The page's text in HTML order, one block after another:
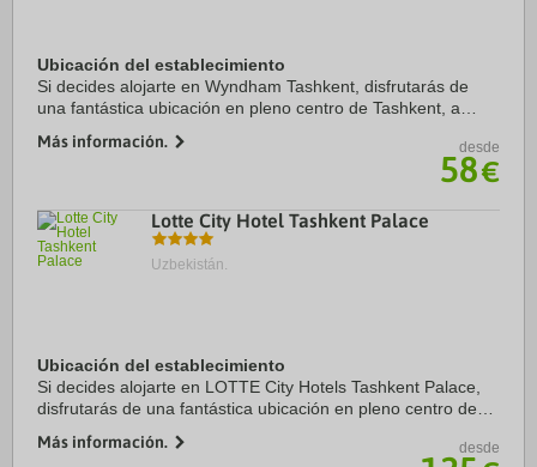
Ubicación del establecimiento
Si decides alojarte en Wyndham Tashkent, disfrutarás de
una fantástica ubicación en pleno centro de Tashkent, a
Monumento Amir Timur. Además, este hotel ...
Más información. desde
58€
Lotte City Hotel Tashkent Palace
Uzbekistán.
Ubicación del establecimiento
Si decides alojarte en LOTTE City Hotels Tashkent Palace,
disfrutarás de una fantástica ubicación en pleno centro de
Ópera de Navoi y Museo de ...
Más información. desde